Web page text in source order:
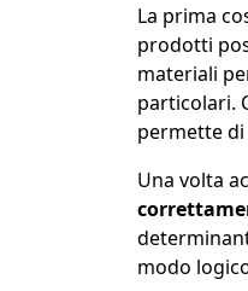
La prima
prodotti
materiali
particolari.
permette
Una volta
modo